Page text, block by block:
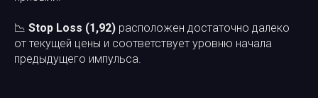
📉 Stop Loss (1,92) расположен достаточно далеко
от текущей цены и соответствует уровню начала
предыдущего импульса.